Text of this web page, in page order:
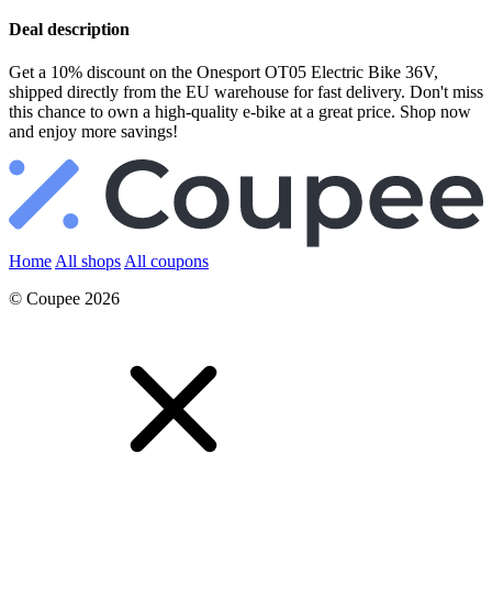
Deal description
Get a 10% discount on the Onesport OT05 Electric Bike 36V,
shipped directly from the EU warehouse for fast delivery. Don't miss
this chance to own a high-quality e-bike at a great price. Shop now
and enjoy more savings!
Home All shops All coupons
© Coupee 2026